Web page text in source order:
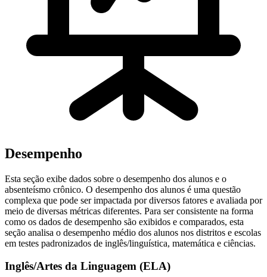
Desempenho
Esta seção exibe dados sobre o desempenho dos alunos e o
absenteísmo crônico. O desempenho dos alunos é uma questão
complexa que pode ser impactada por diversos fatores e avaliada por
meio de diversas métricas diferentes. Para ser consistente na forma
como os dados de desempenho são exibidos e comparados, esta
seção analisa o desempenho médio dos alunos nos distritos e escolas
em testes padronizados de inglês/linguística, matemática e ciências.
Inglês/Artes da Linguagem (ELA)